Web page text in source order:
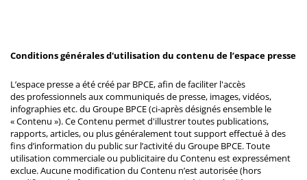
Conditions générales d'utilisation du contenu de l’espace presse
L’espace presse a été créé par BPCE, afin de faciliter l'accès
des professionnels aux communiqués de presse, images, vidéos,
infographies etc. du Groupe BPCE (ci-après désignés ensemble le
« Contenu »). Ce Contenu permet d'illustrer toutes publications,
rapports, articles, ou plus généralement tout support effectué à des
fins d’information du public sur l’activité du Groupe BPCE. Toute
utilisation commerciale ou publicitaire du Contenu est expressément
exclue. Aucune modification du Contenu n’est autorisée (hors